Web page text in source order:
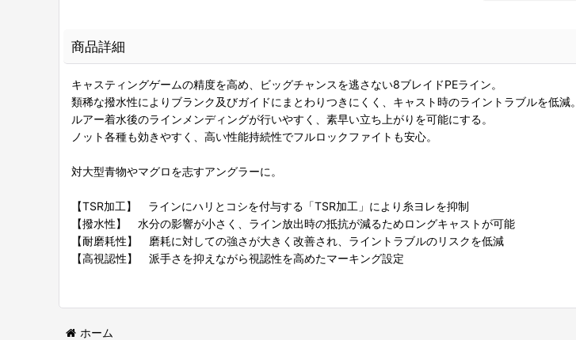
商品詳細
キャスティングゲームの精度を高め、ビッグチャンスを逃さない8ブレイドPEライン。
類稀な撥水性によりブランク及びガイドにまとわりつきにくく、キャスト時のライントラブルを低減。
ルアー着水後のラインメンディングが行いやすく、素早い立ち上がりを可能にする。
ノット各種も効きやすく、高い性能持続性でフルロックファイトも安心。
対大型青物やマグロを志すアングラーに。
【TSR加工】 ラインにハリとコシを付与する「TSR加工」により糸ヨレを抑制
【撥水性】 水分の影響が小さく、ライン放出時の抵抗が減るためロングキャストが可能
【耐磨耗性】 磨耗に対しての強さが大きく改善され、ライントラブルのリスクを低減
【高視認性】 派手さを抑えながら視認性を高めたマーキング設定
ホーム